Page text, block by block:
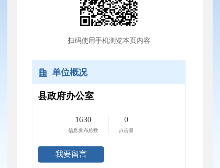
扫码使用手机浏览本页内容
单位概况
县政府办公室
1630
信息发布总数
0
点击量
我要留言